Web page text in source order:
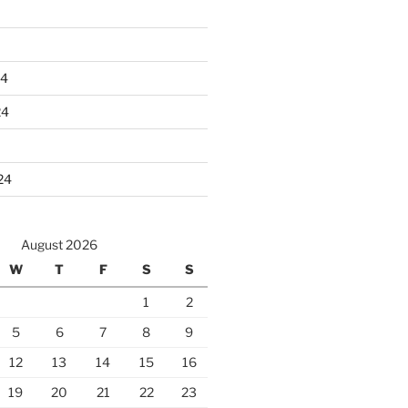
August 2026
W
T F S S
1
2
5
6 7 8
9
12
13 14 15
16
19
20 21 22 23